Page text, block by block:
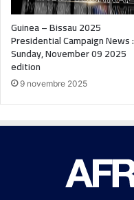
Guinea – Bissau 2025
Presidential Campaign News :
Sunday, November 09 2025
edition
9 novembre 2025